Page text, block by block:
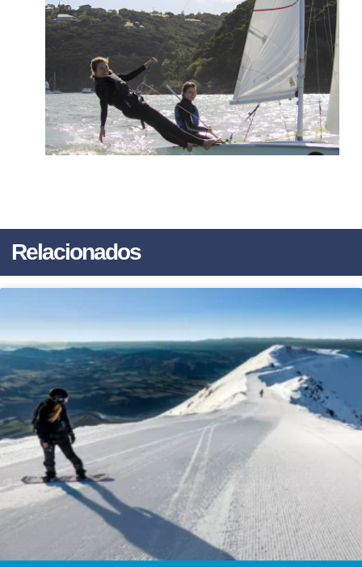
Relacionados